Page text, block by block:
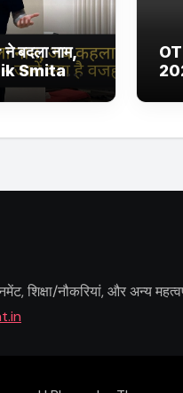
बदला नाम,
Smita
शिक्षा/नौकरियां, और अन्य